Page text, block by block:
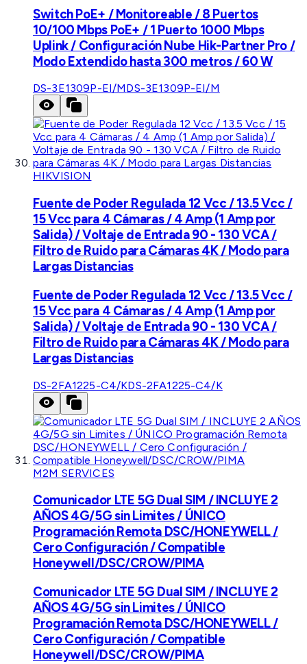
Switch PoE+ / Monitoreable / 8 Puertos
10/100 Mbps PoE+ / 1 Puerto 1000 Mbps
Uplink / Configuración Nube Hik-Partner Pro /
Modo Extendido hasta 300 metros / 60 W
DS-3E1309P-EI/MDS-3E1309P-EI/M
HIKVISION
Fuente de Poder Regulada 12 Vcc / 13.5 Vcc /
15 Vcc para 4 Cámaras / 4 Amp (1 Amp por
Salida) / Voltaje de Entrada 90 - 130 VCA /
Filtro de Ruido para Cámaras 4K / Modo para
Largas Distancias
Fuente de Poder Regulada 12 Vcc / 13.5 Vcc /
15 Vcc para 4 Cámaras / 4 Amp (1 Amp por
Salida) / Voltaje de Entrada 90 - 130 VCA /
Filtro de Ruido para Cámaras 4K / Modo para
Largas Distancias
DS-2FA1225-C4/KDS-2FA1225-C4/K
M2M SERVICES
Comunicador LTE 5G Dual SIM / INCLUYE 2
AÑOS 4G/5G sin Limites / ÚNICO
Programación Remota DSC/HONEYWELL /
Cero Configuración / Compatible
Honeywell/DSC/CROW/PIMA
Comunicador LTE 5G Dual SIM / INCLUYE 2
AÑOS 4G/5G sin Limites / ÚNICO
Programación Remota DSC/HONEYWELL /
Cero Configuración / Compatible
Honeywell/DSC/CROW/PIMA